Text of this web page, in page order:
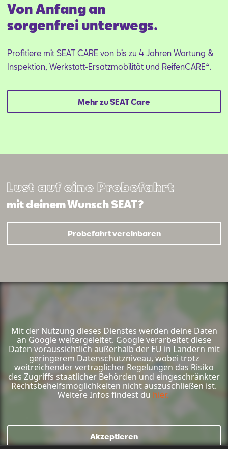
Von Anfang an
sorgenfrei unterwegs.
Profitiere mit SEAT CARE von bis zu 4 Jahren Wartung &
Inspektion, Werkstatt-Ersatzmobilität und ReifenCARE⁴.
Mehr zu SEAT Care
Lust auf eine Probefahrt
mit deinem Wunsch SEAT?
Probefahrt vereinbaren
Mit der Nutzung dieses Dienstes werden deine Daten
an Google weitergeleitet. Google verarbeitet diese
Daten voraussichtlich außerhalb der EU in Ländern mit
geringerem Datenschutzniveau, wobei trotz
weitreichender vertraglicher Regelungen das Risiko
des Zugriffs staatlicher Behörden und eingeschränkter
Rechtsbehelfsmöglichkeiten nicht auszuschließen ist.
Weitere Infos findest du hier.
Akzeptieren